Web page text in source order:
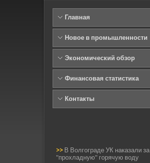
Главная
Новое в промышленности
Экономический обзор
Финансовая статистика
Контакты
>> В Волгограде УК наказали за
"прохладную" горячую воду